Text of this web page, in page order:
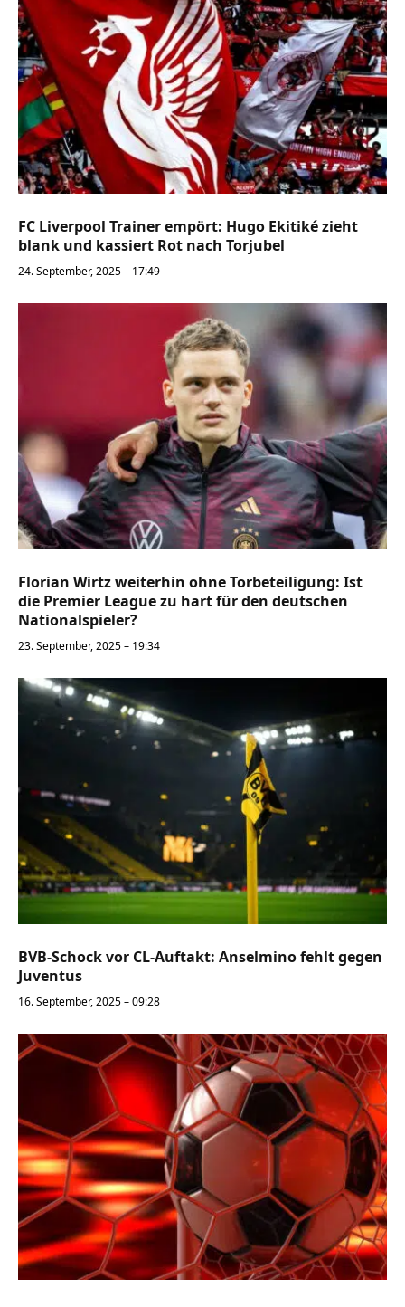
FC Liverpool Trainer empört: Hugo Ekitiké zieht
blank und kassiert Rot nach Torjubel
24. September, 2025 – 17:49
Florian Wirtz weiterhin ohne Torbeteiligung: Ist
die Premier League zu hart für den deutschen
Nationalspieler?
23. September, 2025 – 19:34
BVB-Schock vor CL-Auftakt: Anselmino fehlt gegen
Juventus
16. September, 2025 – 09:28